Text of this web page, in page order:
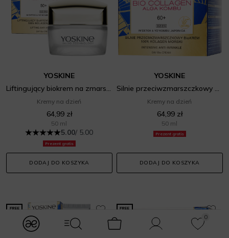
modules.Navbar.menuLabels.logo
modules.Navbar.menuLabels.menuWithSearch
Koszyk Konto
0
Ulubione
Prezent gratis
YOSKINE
Liftingujący biokrem na zmarszczki 100% Kolagen Morski
Kremy na dzień
64,99 zł
50 ml
5.00/ 5.00
DODAJ DO KOSZYKA
Prezent gratis
YOSKINE
Silnie przeciwzmarszczkowy biokrem 100% Kolagen Morski
Kremy na dzień
64,99 zł
50 ml
DODAJ DO KOSZYKA